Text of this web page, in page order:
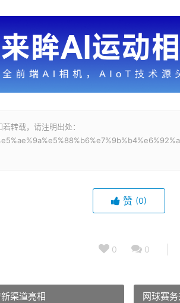
转载，请注明出处：
赞 (0)
0 0
渠道亮相 网球赛